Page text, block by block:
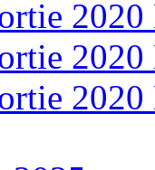
2020
2020
2020